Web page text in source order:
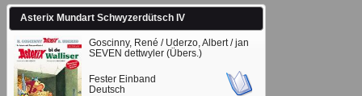
Asterix Mundart Schwyzerdütsch IV
Goscinny, René / Uderzo, Albert / jan
SEVEN dettwyler (Übers.)
Fester Einband
Deutsch